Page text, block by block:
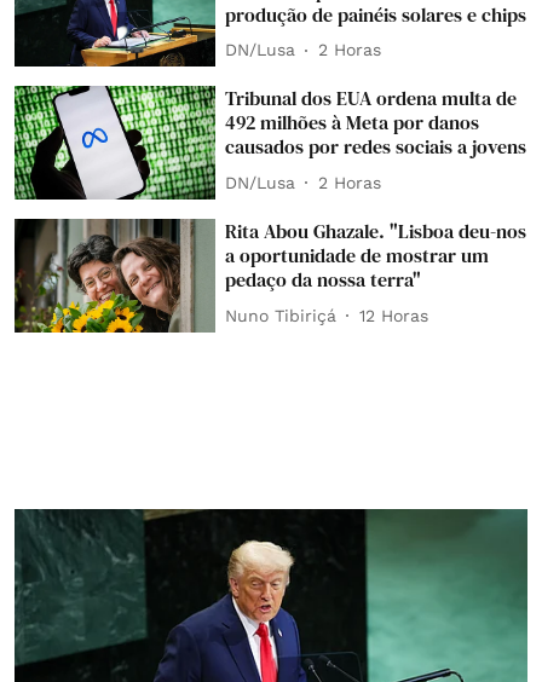
produção de painéis solares e chips
DN/Lusa 2 Horas
Tribunal dos EUA ordena multa de
492 milhões à Meta por danos
causados por redes sociais a jovens
DN/Lusa 2 Horas
Rita Abou Ghazale. "Lisboa deu-nos
a oportunidade de mostrar um
pedaço da nossa terra"
Nuno Tibiriçá 12 Horas